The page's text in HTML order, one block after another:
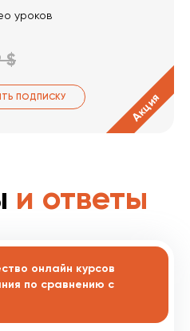
уроков
$
ПОДПИСКУ Акция
и ответы
онлайн курсов
по сравнению с